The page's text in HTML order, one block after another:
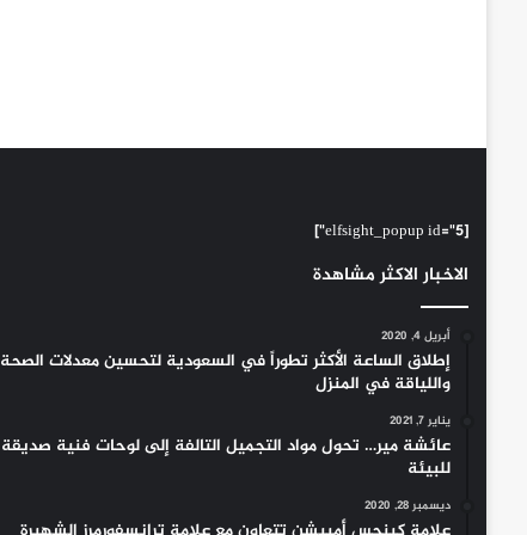
[elfsight_popup id="5"]
الاخبار الاكثر مشاهدة
أبريل 4, 2020
إطلاق الساعة الأكثر تطوراً في السعودية لتحسين معدلات الصحة
واللياقة في المنزل
يناير 7, 2021
عائشة مير… تحول مواد التجميل التالفة إلى لوحات فنية صديقة
للبيئة
ديسمبر 28, 2020